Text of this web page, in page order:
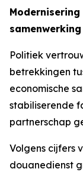
samenwerking
Politiek
betrekkingen
economische
stabiliserende
partnerschap
Volgens cijfers
douanedienst